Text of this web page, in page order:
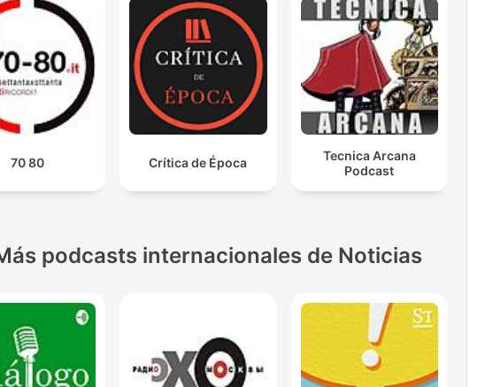
70 80 Crítica de Época
Tecnica Arcana
Podcast
podcasts internacionales de Noticias